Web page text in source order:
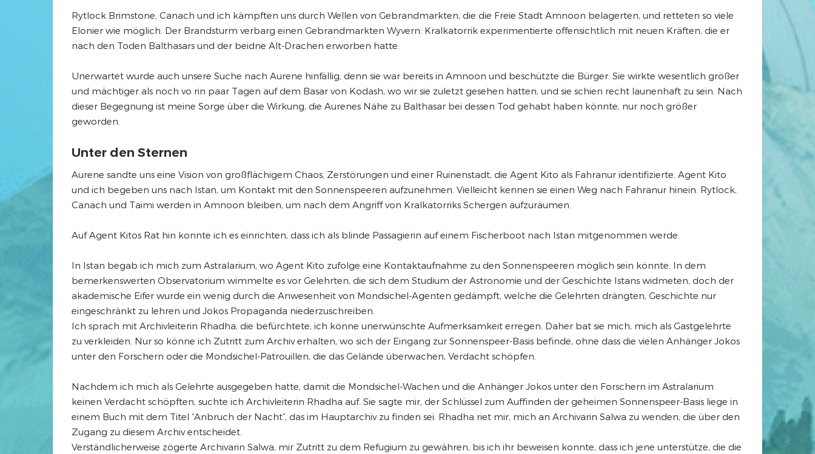
Rytlock Brimstone, Canach und ich kämpften uns durch Wellen von Gebrandmarkten, die die Freie Stadt Amnoon belagerten, und retteten so viele
Elonier wie möglich. Der Brandsturm verbarg einen Gebrandmarkten Wyvern: Kralkatorrik experimentierte offensichtlich mit neuen Kräften, die er
nach den Toden Balthasars und der beidne Alt-Drachen erworben hatte.
Unerwartet wurde auch unsere Suche nach Aurene hinfällig, denn sie war bereits in Amnoon und beschützte die Bürger. Sie wirkte wesentlich größer
und mächtiger als noch vo rin paar Tagen auf dem Basar von Kodash, wo wir sie zuletzt gesehen hatten, und sie schien recht launenhaft zu sein. Nach
dieser Begegnung ist meine Sorge über die Wirkung, die Aurenes Nähe zu Balthasar bei dessen Tod gehabt haben könnte, nur noch größer
geworden.
Unter den Sternen
Aurene sandte uns eine Vision von großflächigem Chaos, Zerstörungen und einer Ruinenstadt, die Agent Kito als Fahranur identifizierte. Agent Kito
und ich begeben uns nach Istan, um Kontakt mit den Sonnenspeeren aufzunehmen. Vielleicht kennen sie einen Weg nach Fahranur hinein. Rytlock,
Canach und Taimi werden in Amnoon bleiben, um nach dem Angriff von Kralkatorriks Schergen aufzuräumen.
Auf Agent Kitos Rat hin konnte ich es einrichten, dass ich als blinde Passagierin auf einem Fischerboot nach Istan mitgenommen werde.
In Istan begab ich mich zum Astralarium, wo Agent Kito zufolge eine Kontaktaufnahme zu den Sonnenspeeren möglich sein könnte. In dem
bemerkenswerten Observatorium wimmelte es vor Gelehrten, die sich dem Studium der Astronomie und der Geschichte Istans widmeten, doch der
akademische Eifer wurde ein wenig durch die Anwesenheit von Mondsichel-Agenten gedämpft, welche die Gelehrten drängten, Geschichte nur
eingeschränkt zu lehren und Jokos Propaganda niederzuschreiben.
Ich sprach mit Archivleiterin Rhadha, die befürchtete, ich könne unerwünschte Aufmerksamkeit erregen. Daher bat sie mich, mich als Gastgelehrte
zu verkleiden. Nur so könne ich Zutritt zum Archiv erhalten, wo sich der Eingang zur Sonnenspeer-Basis befinde, ohne dass die vielen Anhänger Jokos
unter den Forschern oder die Mondsichel-Patrouillen, die das Gelände überwachen, Verdacht schöpfen.
Nachdem ich mich als Gelehrte ausgegeben hatte, damit die Mondsichel-Wachen und die Anhänger Jokos unter den Forschern im Astralarium
keinen Verdacht schöpften, suchte ich Archivleiterin Rhadha auf. Sie sagte mir, der Schlüssel zum Auffinden der geheimen Sonnenspeer-Basis liege in
einem Buch mit dem Titel “Anbruch der Nacht”, das im Hauptarchiv zu finden sei. Rhadha riet mir, mich an Archivarin Salwa zu wenden, die über den
Zugang zu diesem Archiv entscheidet.
Verständlicherweise zögerte Archivarin Salwa, mir Zutritt zu dem Refugium zu gewähren, bis ich ihr beweisen konnte, dass ich jene unterstütze, die die